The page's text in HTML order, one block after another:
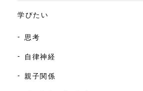
学びたい
思考
自律神経
親子関係